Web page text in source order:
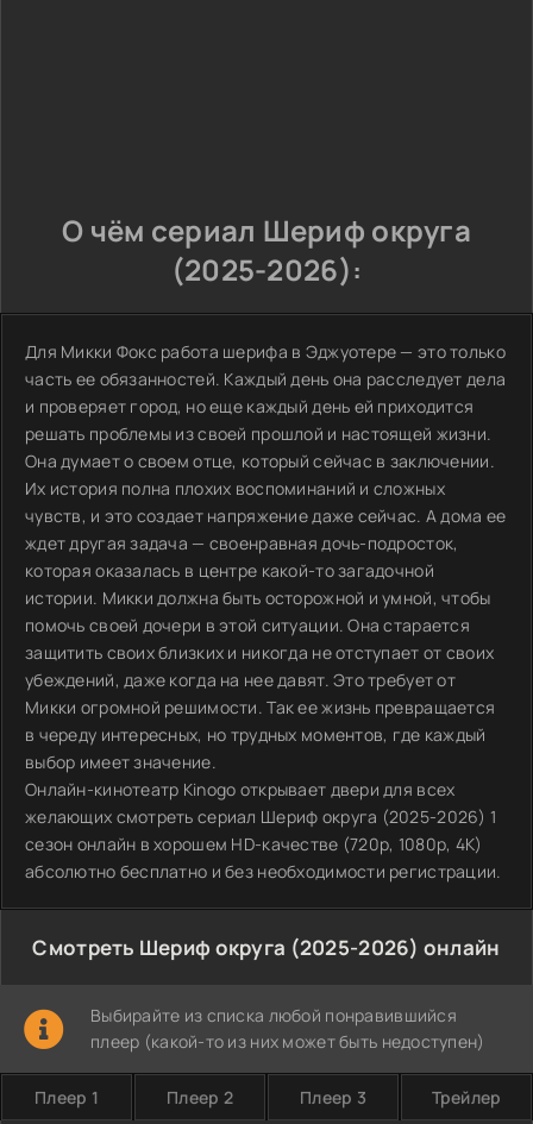
О чём сериал Шериф округа
(2025-2026):
Для Микки Фокс работа шерифа в Эджуотере — это только
часть ее обязанностей. Каждый день она расследует дела
и проверяет город, но еще каждый день ей приходится
решать проблемы из своей прошлой и настоящей жизни.
Она думает о своем отце, который сейчас в заключении.
Их история полна плохих воспоминаний и сложных
чувств, и это создает напряжение даже сейчас. А дома ее
ждет другая задача — своенравная дочь-подросток,
которая оказалась в центре какой-то загадочной
истории. Микки должна быть осторожной и умной, чтобы
помочь своей дочери в этой ситуации. Она старается
защитить своих близких и никогда не отступает от своих
убеждений, даже когда на нее давят. Это требует от
Микки огромной решимости. Так ее жизнь превращается
в череду интересных, но трудных моментов, где каждый
выбор имеет значение.
Онлайн-кинотеатр Kinogo открывает двери для всех
желающих смотреть сериал Шериф округа (2025-2026) 1
сезон онлайн в хорошем HD-качестве (720p, 1080p, 4K)
абсолютно бесплатно и без необходимости регистрации.
Смотреть Шериф округа (2025-2026) онлайн
Выбирайте из списка любой понравившийся
плеер (какой-то из них может быть недоступен)
Плеер 1 Плеер 2 Плеер 3 Трейлер